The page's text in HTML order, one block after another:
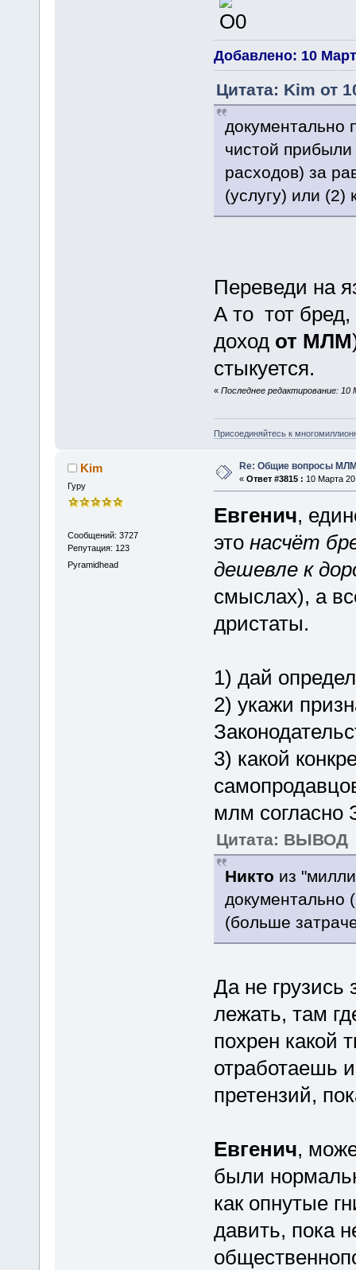
Добавлено: 10
Цитата: Kim от
документально
чистой
расходов) за
(услугу) или (2)
Переведи на
А то тот бред,
доход от МЛМ
стыкуется.
« Последнее редактирование: 10
Присоединяйтесь к
Kim
Гуру
Сообщений: 3727
Репутация: 123
Pyramidhead
Re: Общие вопросы
« Ответ #3815 : 10 Марта
Евгенич,
это насчёт
дешевле к
смыслах), а
дристаты.
1) дай
2) укажи
3) какой
млм согласно
Цитата: ВЫВОД
Никто из
документально
(больше
Да не грузись
лежать, там
похрен какой
отработаешь
претензий,
Евгенич,
были
как опнутые
давить, пока